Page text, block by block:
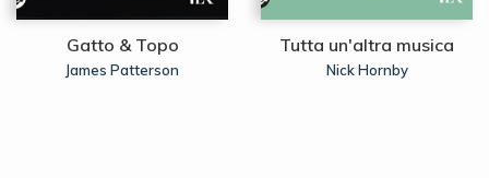
Gatto & Topo
James Patterson
Tutta un'altra musica
Nick Hornby